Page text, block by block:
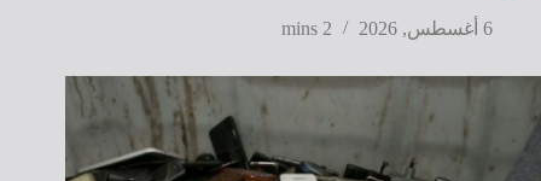
6 أغسطس, 2026
2 mins